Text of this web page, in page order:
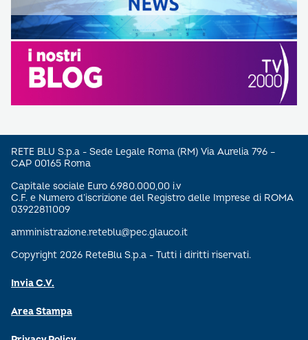
RETE BLU S.p.a - Sede Legale Roma (RM) Via Aurelia 796 –
CAP 00165 Roma
Capitale sociale Euro 6.980.000,00 i.v
C.F. e Numero d’iscrizione del Registro delle Imprese di ROMA
03922811009
amministrazione.reteblu@pec.glauco.it
Copyright 2026 ReteBlu S.p.a - Tutti i diritti riservati.
Invia C.V.
Area Stampa